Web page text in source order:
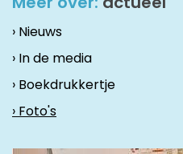
› Nieuws
› In de media
› Boekdrukkertje
› Foto's